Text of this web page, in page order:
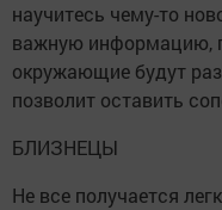
научитесь чему-то
важную информацию,
окружающие будут
позволит оставить
БЛИЗНЕЦЫ
Не все получается